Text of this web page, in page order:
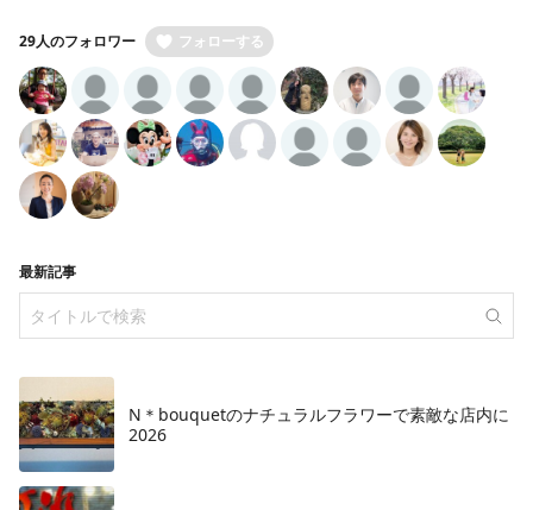
29人のフォロワー フォローする
最新記事
N＊bouquetのナチュラルフラワーで素敵な店内に
2026